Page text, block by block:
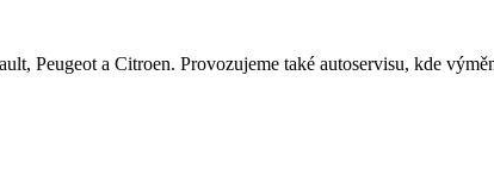
Peugeot a Citroen. Provozujeme také autoservisu, kde